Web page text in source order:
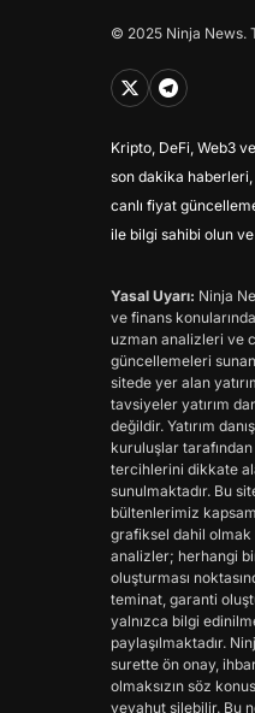
© 2025 Ninja News.
Kripto, DeFi, Web3
son dakika
canlı fiyat
ile bilgi sahibi olun
Yasal Uyarı: Ninja
ve finans
uzman analizleri ve
güncellemeleri
sitede yer alan
tavsiyeler yatırım
değildir. Yatırım
kuruluşlar
tercihlerini dikkate
sunulmaktadır. Bu
bültenlerimiz
grafiksel dahil
analizler; herhangi
oluşturması
teminat, garanti
yalnızca bilgi
paylaşılmaktadır.
surette ön onay,
olmaksızın söz
veyahut silebilir. Bu